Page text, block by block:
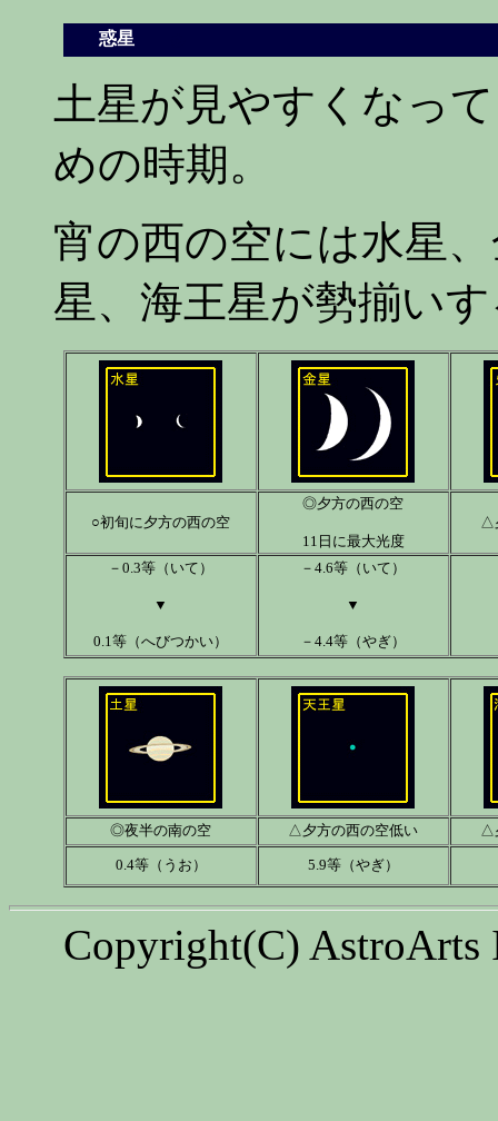
惑星
土星が見やすくなっ
めの時期。
宵の西の空には水星
星、海王星が勢揃い
○初旬に夕方の西の空
◎夕方の西の空
11日に最大光度
△
－0.3等（いて）
▼
0.1等（へびつかい）
－4.6等（いて）
▼
－4.4等（やぎ）
◎夜半の南の空 △夕方の西の空低い △
0.4等（うお） 5.9等（やぎ）
Copyright(C)